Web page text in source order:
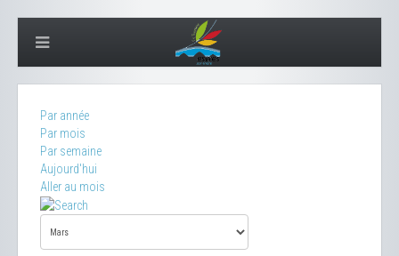
Par année
Par mois
Par semaine
Aujourd'hui
Aller au mois